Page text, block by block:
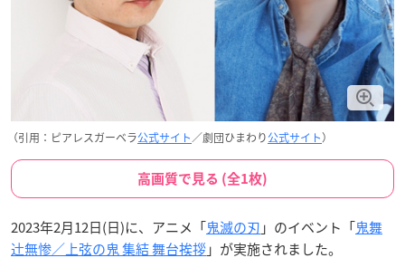
（引用：ピアレスガーベラ公式サイト／劇団ひまわり公式サイト）
高画質で見る (全1枚)
2023年2月12日(日)に、アニメ「鬼滅の刃 」のイベント「鬼舞
辻󠄀無惨／上弦の鬼 集結 舞台挨拶」が実施されました。